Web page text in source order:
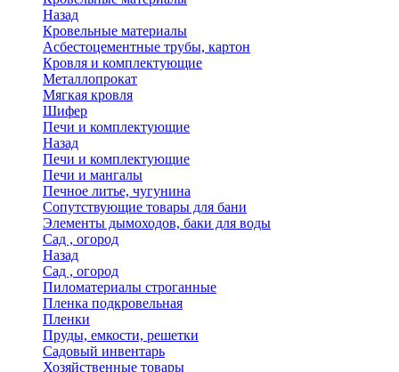
Назад
Кровельные материалы
Асбестоцементные трубы, картон
Кровля и комплектующие
Металлопрокат
Мягкая кровля
Шифер
Печи и комплектующие
Назад
Печи и комплектующие
Печи и мангалы
Печное литье, чугунина
Сопутствующие товары для бани
Элементы дымоходов, баки для воды
Сад , огород
Назад
Сад , огород
Пиломатериалы строганные
Пленка подкровельная
Пленки
Пруды, емкости, решетки
Садовый инвентарь
Хозяйственные товары